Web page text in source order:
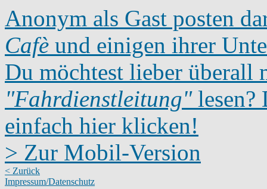
Anonym als Gast posten
Cafè und einigen ihrer
Du möchtest lieber überall
"Fahrdienstleitung"lesen?
einfach hier klicken!
> Zur Mobil-Version
< Zurück
Impressum/Datenschutz